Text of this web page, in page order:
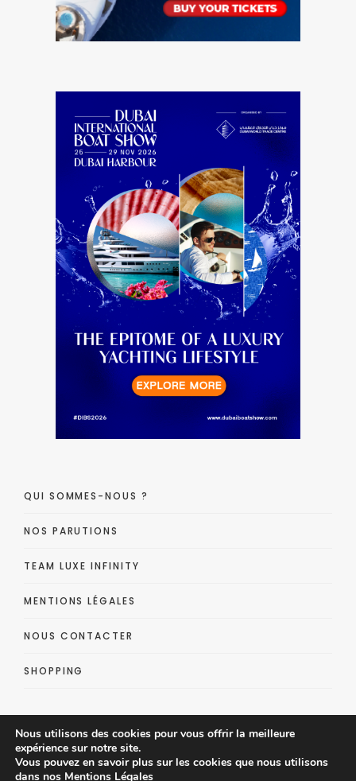
QUI SOMMES-NOUS ?
NOS PARUTIONS
TEAM LUXE INFINITY
MENTIONS LÉGALES
NOUS CONTACTER
SHOPPING
Nous utilisons des cookies pour vous offrir la meilleure
expérience sur notre site.
Vous pouvez en savoir plus sur les cookies que nous utilisons
dans nos Mentions Légales